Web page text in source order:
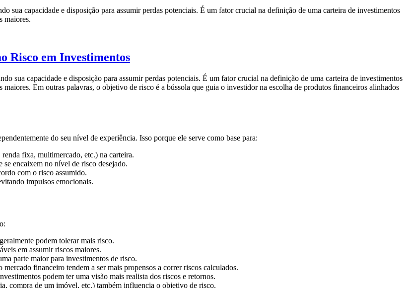
sua capacidade e disposição para assumir perdas potenciais. É um fator crucial na definição de uma carteira de investimentos
maiores.
Risco em Investimentos
sua capacidade e disposição para assumir perdas potenciais. É um fator crucial na definição de uma carteira de investimentos
Em outras palavras, o objetivo de risco é a bússola que guia o investidor na escolha de produtos financeiros alinhados
do seu nível de experiência. Isso porque ele serve como base para:
fixa, multimercado, etc.) na carteira.
encaixem no nível de risco desejado.
com o risco assumido.
impulsos emocionais.
podem tolerar mais risco.
em assumir riscos maiores.
parte maior para investimentos de risco.
financeiro tendem a ser mais propensos a correr riscos calculados.
podem ter uma visão mais realista dos riscos e retornos.
compra de um imóvel, etc.) também influencia o objetivo de risco.